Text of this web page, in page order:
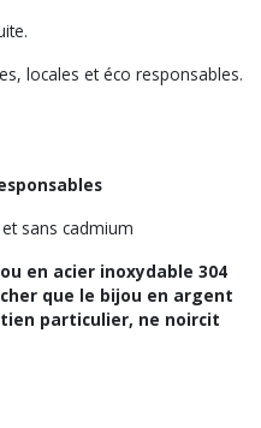
locales et éco responsables.
sans cadmium
en acier inoxydable 304
que le bijou en argent
particulier, ne noircit